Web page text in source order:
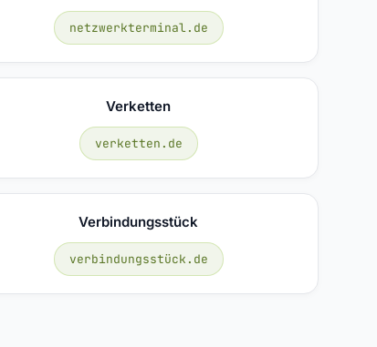
netzwerkterminal.de
Verketten
verketten.de
Verbindungsstück
verbindungsstück.de